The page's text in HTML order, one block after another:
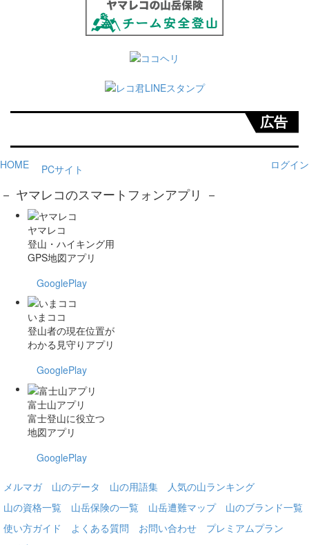
広告
HOME ログイン
PCサイト
－ ヤマレコのスマートフォンアプリ －
ヤマレコ
登山・ハイキング用
GPS地図アプリ
GooglePlay
いまココ
登山者の現在位置が
わかる見守りアプリ
GooglePlay
富士山アプリ
富士登山に役立つ
地図アプリ
GooglePlay
メルマガ 山のデータ 山の用語集
人気の山ランキング
山の資格一覧
山岳保険の一覧 山岳遭難マップ
山のブランド一覧
使い方ガイド
よくある質問 お問い合わせ
プレミアムプラン